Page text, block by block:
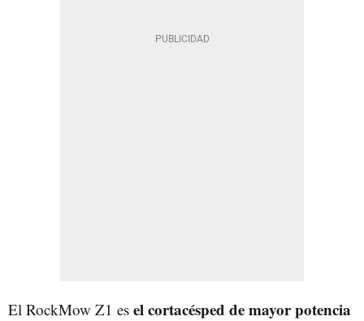
El RockMow Z1 es el cortacésped de mayor potencia